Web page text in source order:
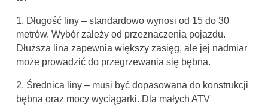
1. Długość liny – standardowo wynosi od 15 do 30
metrów. Wybór zależy od przeznaczenia pojazdu.
Dłuższa lina zapewnia większy zasięg, ale jej nadmiar
może prowadzić do przegrzewania się bębna.
2. Średnica liny – musi być dopasowana do konstrukcji
bębna oraz mocy wyciągarki. Dla małych ATV